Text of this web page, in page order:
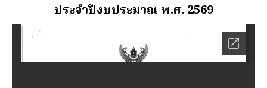
ประจําปีงบประมาณ พ.ศ. 2569